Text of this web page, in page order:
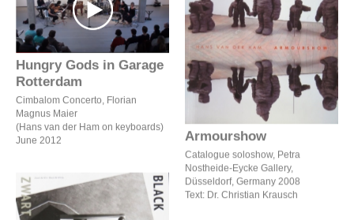
Hungry Gods in Garage
Rotterdam
Hungry Gods in Garage
Rotterdam
Cimbalom Concerto, Florian
Magnus Maier
(Hans van der Ham on keyboards)
June 2012
Armourshow
Armourshow
Catalogue soloshow, Petra
Nostheide-Eycke Gallery,
Düsseldorf, Germany 2008
Text: Dr. Christian Krausch